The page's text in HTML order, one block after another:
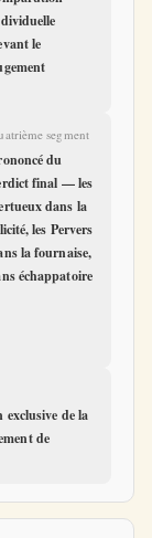
le
segment
du
final — les
dans la
les Pervers
la fournaise,
échappatoire
de la
de